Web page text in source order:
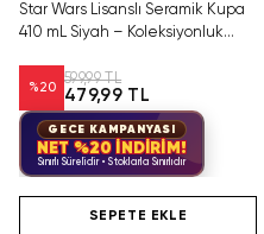
Star Wars Lisanslı Seramik Kupa
410 mL Siyah – Koleksiyonluk
%20
599,99 TL
479,99 TL
GECE KAMPANYASI
NET %20 İNDİRİM!
Sınırlı Sürelidir • Stoklarla Sınırlıdır
SEPETE EKLE